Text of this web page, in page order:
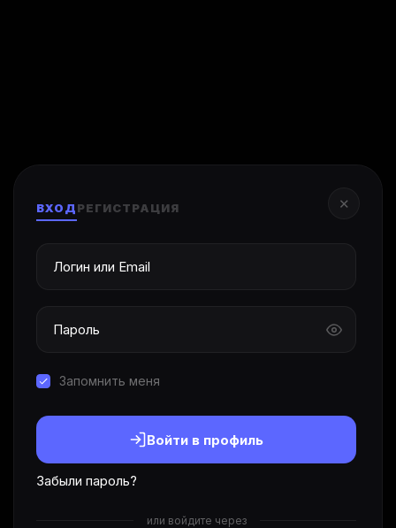
✕
ВХОДРЕГИСТРАЦИЯ
Запомнить меня
Войти в профиль
Забыли пароль?
или войдите через